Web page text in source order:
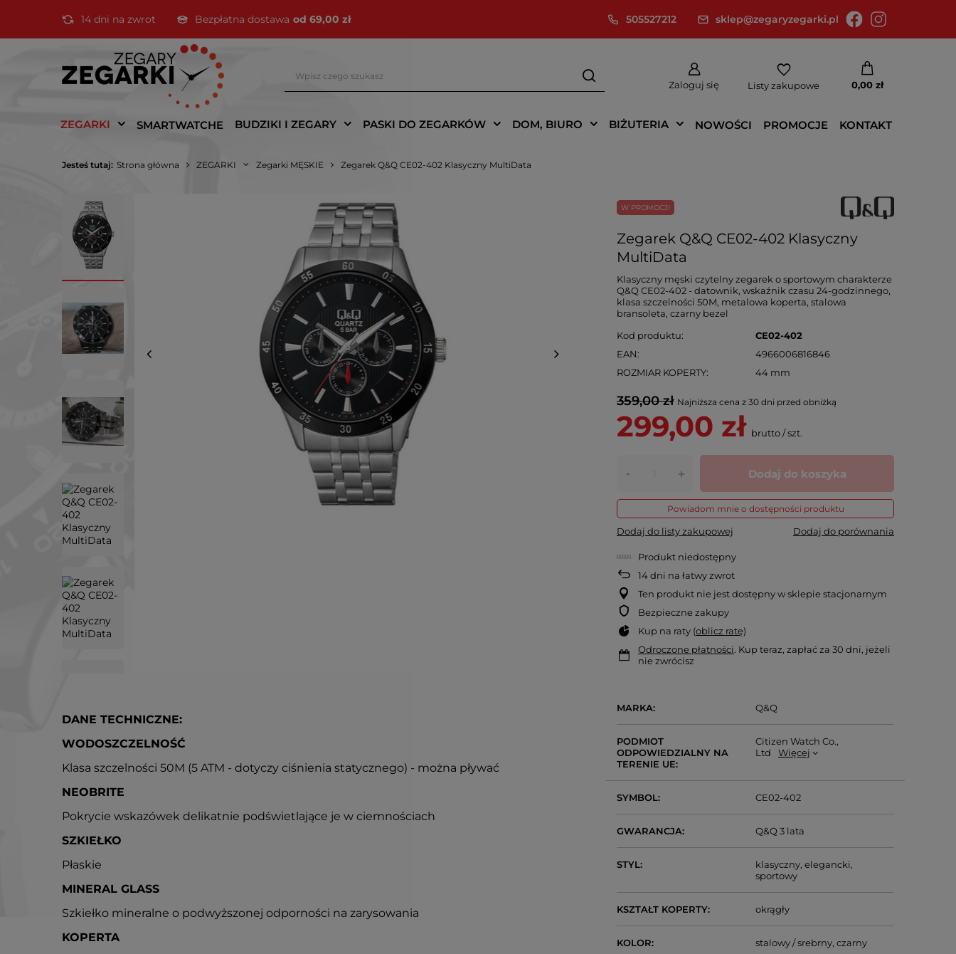
14 dni na zwrot Bezpłatna dostawa od 69,00 zł 505527212 sklep@zegaryzegarki.pl
Zaloguj się Listy zakupowe 0,00 zł
ZEGARKI SMARTWATCHE BUDZIKI I ZEGARY PASKI DO ZEGARKÓW DOM, BIURO BIŻUTERIA NOWOŚCI PROMOCJE KONTAKT
Jesteś tutaj: Strona główna ZEGARKI Zegarki MĘSKIE Zegarek Q&Q CE02-402 Klasyczny MultiData
W PROMOCJI
Zegarek Q&Q CE02-402 Klasyczny
MultiData
Klasyczny męski czytelny zegarek o sportowym charakterze
Q&Q CE02-402 - datownik, wskaźnik czasu 24-godzinnego,
klasa szczelności 50M, metalowa koperta, stalowa
bransoleta, czarny bezel
Kod produktu
CE02-402
EAN
4966006816846
ROZMIAR KOPERTY
44 mm
359,00 zł Najniższa cena z 30 dni przed obniżką
299,00 zł brutto/szt.
- + Dodaj do koszyka
Powiadom mnie o dostępności produktu
Dodaj do listy zakupowej Dodaj do porównania
Produkt niedostępny
14dni na łatwy zwrot
Ten produkt nie jest dostępny w sklepie stacjonarnym
Bezpieczne zakupy
Kup na raty (oblicz ratę)
Odroczone płatności. Kup teraz, zapłać za 30 dni, jeżeli
nie zwrócisz
DANE TECHNICZNE:
WODOSZCZELNOŚĆ
Klasa szczelności 50M (5 ATM - dotyczy ciśnienia statycznego) - można pływać
NEOBRITE
Pokrycie wskazówek delikatnie podświetlające je w ciemnościach
SZKIEŁKO
Płaskie
MINERAL GLASS
Szkiełko mineralne o podwyższonej odporności na zarysowania
KOPERTA
MARKA Q&Q
PODMIOT
ODPOWIEDZIALNY NA
TERENIE UE
Citizen Watch Co.,
Ltd
Więcej
SYMBOL CE02-402
GWARANCJA Q&Q 3 lata
STYL klasyczny elegancki
sportowy
KSZTAŁT KOPERTY okrągły
KOLOR stalowy / srebrny czarny